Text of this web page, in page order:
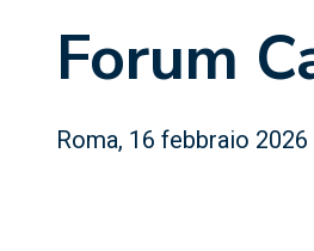
Forum
Roma, 16 febbraio